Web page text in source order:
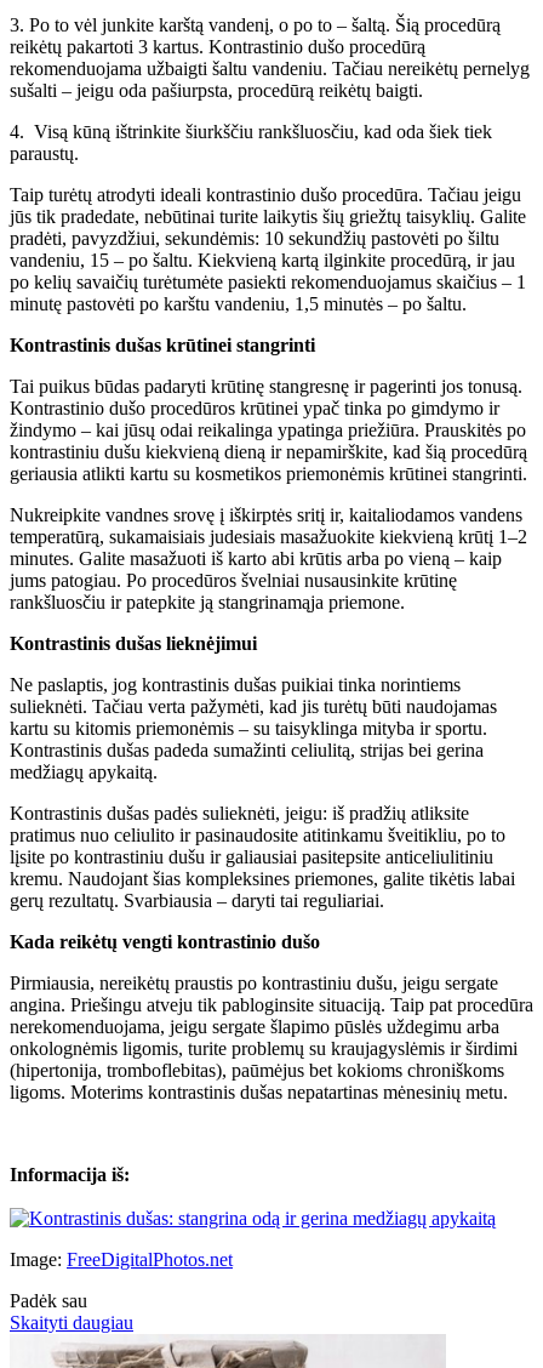
3. Po to vėl junkite karštą vandenį, o po to – šaltą. Šią procedūrą
reikėtų pakartoti 3 kartus. Kontrastinio dušo procedūrą
rekomenduojama užbaigti šaltu vandeniu. Tačiau nereikėtų pernelyg
sušalti – jeigu oda pašiurpsta, procedūrą reikėtų baigti.
4. Visą kūną ištrinkite šiurkščiu rankšluosčiu, kad oda šiek tiek
paraustų.
Taip turėtų atrodyti ideali kontrastinio dušo procedūra. Tačiau jeigu
jūs tik pradedate, nebūtinai turite laikytis šių griežtų taisyklių. Galite
pradėti, pavyzdžiui, sekundėmis: 10 sekundžių pastovėti po šiltu
vandeniu, 15 – po šaltu. Kiekvieną kartą ilginkite procedūrą, ir jau
po kelių savaičių turėtumėte pasiekti rekomenduojamus skaičius – 1
minutę pastovėti po karštu vandeniu, 1,5 minutės – po šaltu.
Kontrastinis dušas krūtinei stangrinti
Tai puikus būdas padaryti krūtinę stangresnę ir pagerinti jos tonusą.
Kontrastinio dušo procedūros krūtinei ypač tinka po gimdymo ir
žindymo – kai jūsų odai reikalinga ypatinga priežiūra. Prauskitės po
kontrastiniu dušu kiekvieną dieną ir nepamirškite, kad šią procedūrą
geriausia atlikti kartu su kosmetikos priemonėmis krūtinei stangrinti.
Nukreipkite vandnes srovę į iškirptės sritį ir, kaitaliodamos vandens
temperatūrą, sukamaisiais judesiais masažuokite kiekvieną krūtį 1–2
minutes. Galite masažuoti iš karto abi krūtis arba po vieną – kaip
jums patogiau. Po procedūros švelniai nusausinkite krūtinę
rankšluosčiu ir patepkite ją stangrinamąja priemone.
Kontrastinis dušas lieknėjimui
Ne paslaptis, jog kontrastinis dušas puikiai tinka norintiems
sulieknėti. Tačiau verta pažymėti, kad jis turėtų būti naudojamas
kartu su kitomis priemonėmis – su taisyklinga mityba ir sportu.
Kontrastinis dušas padeda sumažinti celiulitą, strijas bei gerina
medžiagų apykaitą.
Kontrastinis dušas padės sulieknėti, jeigu: iš pradžių atliksite
pratimus nuo celiulito ir pasinaudosite atitinkamu šveitikliu, po to
lįsite po kontrastiniu dušu ir galiausiai pasitepsite anticeliulitiniu
kremu. Naudojant šias kompleksines priemones, galite tikėtis labai
gerų rezultatų. Svarbiausia – daryti tai reguliariai.
Kada reikėtų vengti kontrastinio dušo
Pirmiausia, nereikėtų praustis po kontrastiniu dušu, jeigu sergate
angina. Priešingu atveju tik pabloginsite situaciją. Taip pat procedūra
nerekomenduojama, jeigu sergate šlapimo pūslės uždegimu arba
onkolognėmis ligomis, turite problemų su kraujagyslėmis ir širdimi
(hipertonija, tromboflebitas), paūmėjus bet kokioms chroniškoms
ligoms. Moterims kontrastinis dušas nepatartinas mėnesinių metu.
Informacija iš:
Image: FreeDigitalPhotos.net
Padėk sau
Skaityti daugiau